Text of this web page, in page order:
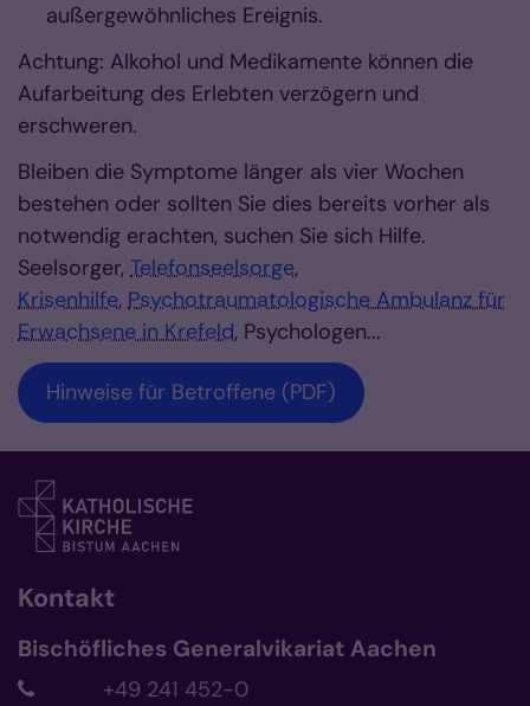
außergewöhnliches Ereignis.
Achtung: Alkohol und Medikamente können die
Aufarbeitung des Erlebten verzögern und
erschweren.
Bleiben die Symptome länger als vier Wochen
bestehen oder sollten Sie dies bereits vorher als
notwendig erachten, suchen Sie sich Hilfe.
Seelsorger, Telefonseelsorge,
Krisenhilfe, Psychotraumatologische Ambulanz für
Erwachsene in Krefeld, Psychologen...
Hinweise für Betroffene (PDF)
Kontakt
Bischöfliches Generalvikariat Aachen
+49 241 452-0